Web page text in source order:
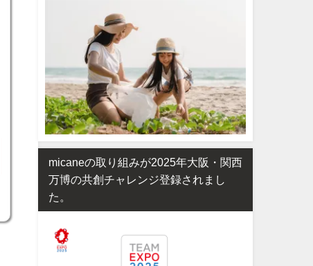
micaneの取り組みが2025年大阪・関西
万博の共創チャレンジ登録されまし
た。